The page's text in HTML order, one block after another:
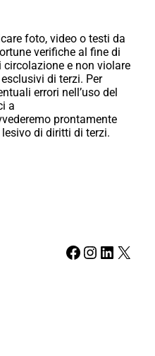
foto, video o testi da
verifiche al fine di
e non violare
di terzi. Per
errori nell’uso del
a
prontamente
di diritti di terzi.
Facebook Instagram LinkedIn X